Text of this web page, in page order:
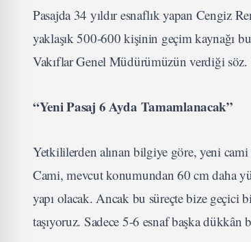
Pasajda 34 yıldır esnaflık yapan Cengiz
yaklaşık 500-600 kişinin geçim kaynağı
Vakıflar Genel Müdürümüzün verdiği söz.
“Yeni Pasaj 6 Ayda Tamamlanacak”
Yetkililerden alınan bilgiye göre, yeni cami
Cami, mevcut konumundan 60 cm daha
yapı olacak. Ancak bu süreçte bize geçici
taşıyoruz. Sadece 5-6 esnaf başka